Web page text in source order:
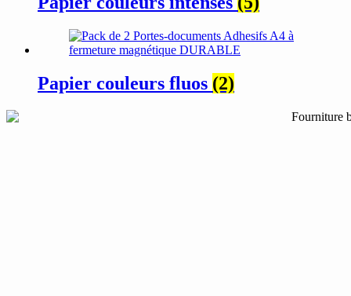
Papier couleurs fluos (2)